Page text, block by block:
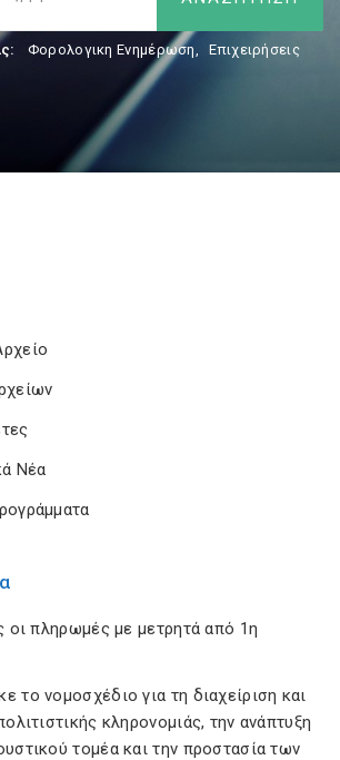
Φορολογικη Ενημέρωση, Επιχειρήσεις
Νέα
οι πληρωμές με μετρητά από 1η
το νομοσχέδιο για τη διαχείριση και
κληρονομιάς, την ανάπτυξη
τομέα και την προστασία των